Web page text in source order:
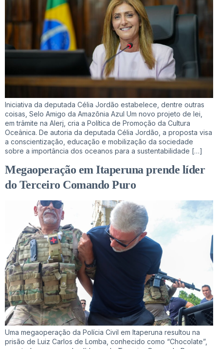
Iniciativa da deputada Célia Jordão estabelece, dentre outras
coisas, Selo Amigo da Amazônia Azul Um novo projeto de lei,
em trâmite na Alerj, cria a Política de Promoção da Cultura
Oceânica. De autoria da deputada Célia Jordão, a proposta visa
a conscientização, educação e mobilização da sociedade
sobre a importância dos oceanos para a sustentabilidade […]
Megaoperação em Itaperuna prende líder
do Terceiro Comando Puro
Uma megaoperação da Polícia Civil em Itaperuna resultou na
prisão de Luiz Carlos de Lomba, conhecido como “Chocolate”,